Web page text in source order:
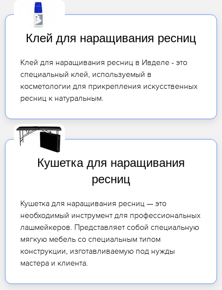
Клей для наращивания ресниц
Клей для наращивания ресниц в Ивделе - это
специальный клей, используемый в
косметологии для прикрепления искусственных
ресниц к натуральным.
Кушетка для наращивания
ресниц
Кушетка для наращивания ресниц — это
необходимый инструмент для профессиональных
лашмейкеров. Представляет собой специальную
мягкую мебель со специальным типом
конструкции, изготавливаемую под нужды
мастера и клиента.